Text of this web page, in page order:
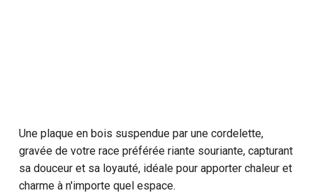
Une plaque en bois suspendue par une cordelette,
gravée de votre race préférée riante souriante, capturant
sa douceur et sa loyauté, idéale pour apporter chaleur et
charme à n'importe quel espace.